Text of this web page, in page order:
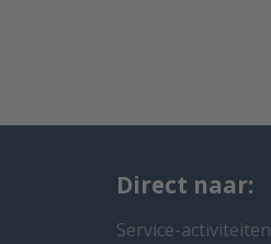
Direct naar:
Service-activiteiten